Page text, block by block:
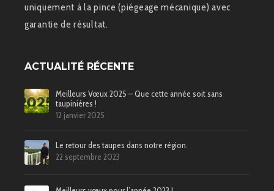
uniquement à la pince (piégeage mécanique) avec
garantie de résultat.
ACTUALITÉ RÉCENTE
Meilleurs Vœux 2025 – Que cette année soit sans
taupinières !
12 janvier 2025
Le retour des taupes dans notre région.
22 septembre 2023